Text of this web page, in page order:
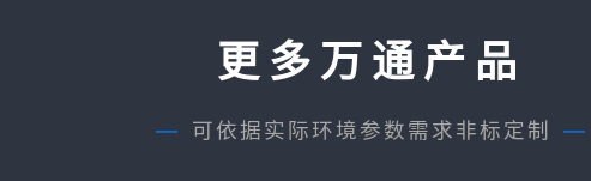
更多万通产品
— 可依据实际环境参数需求非标定制 —